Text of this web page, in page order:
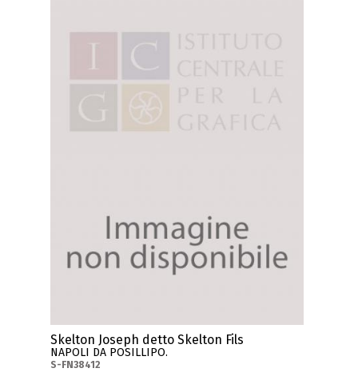
Skelton Joseph detto Skelton Fils
NAPOLI DA POSILLIPO.
S-FN38412